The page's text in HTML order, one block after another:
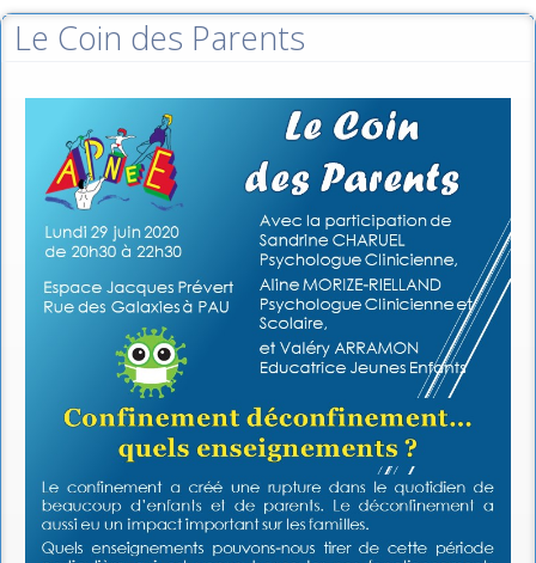
Le Coin des Parents